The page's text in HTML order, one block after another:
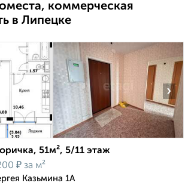
коммерческая
в Липецке
›
51м², 5/11 этаж
₽ за м²
Казьмина 1А